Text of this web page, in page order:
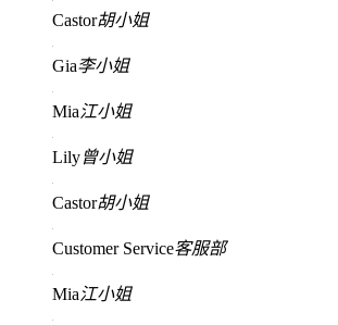
Castor胡小姐
Gia李小姐
Mia江小姐
Lily曾小姐
Castor胡小姐
Customer Service客服部
Mia江小姐